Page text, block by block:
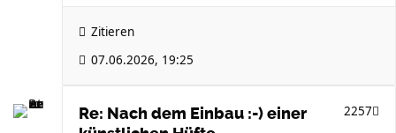
Zitieren
07.06.2026, 19:25
Re: Nach dem Einbau :-) einer
2257